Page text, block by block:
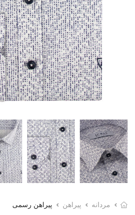
مردانه پیراهن پیراهن رسمی